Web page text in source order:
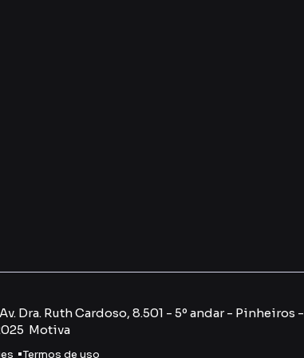
Dra. Ruth Cardoso, 8.501 - 5º andar - Pinheiros -
Motiva
Termos de uso